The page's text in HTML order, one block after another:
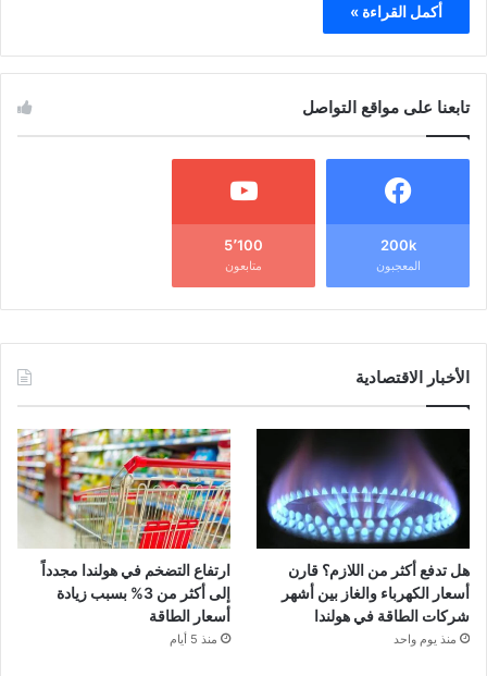
أكمل القراءة »
تابعنا على مواقع التواصل
200k
المعجبون
5٬100
متابعون
الأخبار الاقتصادية
هل تدفع أكثر من اللازم؟ قارن
أسعار الكهرباء والغاز بين أشهر
شركات الطاقة في هولندا
منذ يوم واحد
ارتفاع التضخم في هولندا مجدداً
إلى أكثر من 3% بسبب زيادة
أسعار الطاقة
منذ 5 أيام